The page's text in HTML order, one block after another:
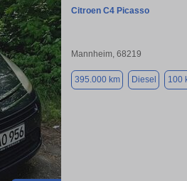
Citroen C4 Picasso
Mannheim, 68219
395.000 km Diesel 100